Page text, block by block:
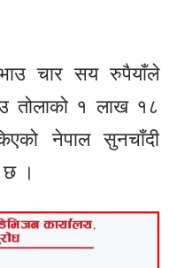
चार सय रुपैयाँले
१ लाख १८
नेपाल सुनचाँदी
छ ।